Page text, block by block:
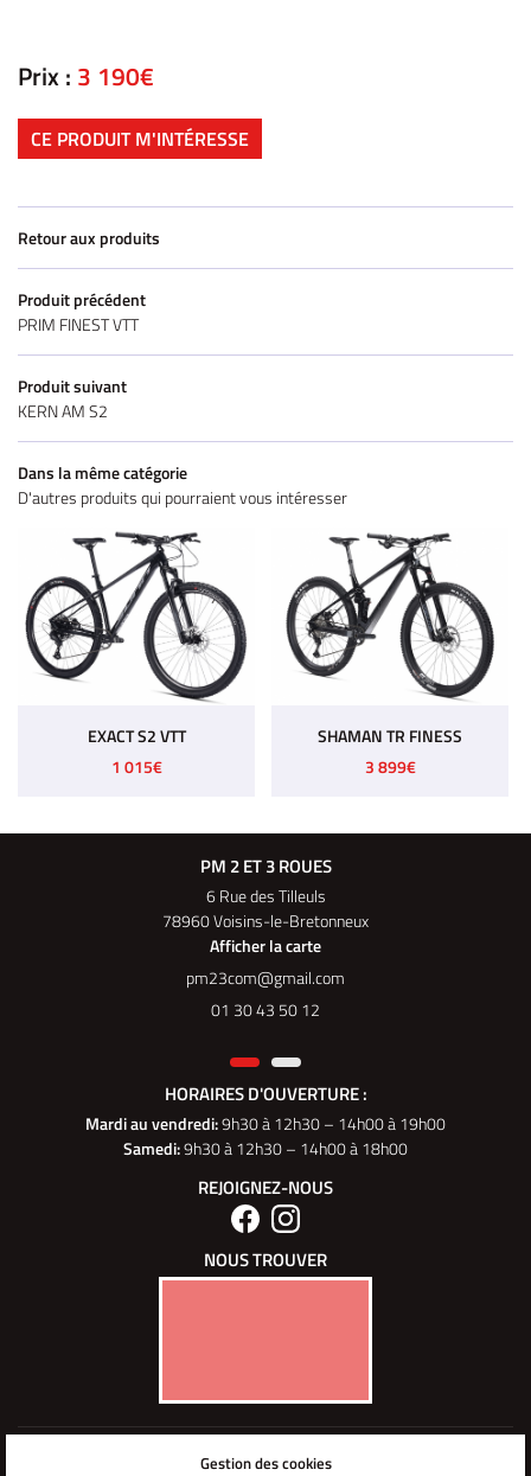
votre véhicule
Actualités
Prix : 3 190€
CE PRODUIT M'INTÉRESSE
Retour aux produits
Produit précédent
PRIM FINEST VTT
Produit suivant
KERN AM S2
Dans la même catégorie
D'autres produits qui pourraient vous intéresser
EXACT S2 VTT
1 015€
SHAMAN TR FINESS
3 899€
PM 2 ET 3 ROUES
6 Rue des Tilleuls
78960 Voisins-le-Bretonneux
Afficher la carte
01 30 43 50 12
HORAIRES D'OUVERTURE :
Mardi au vendredi:9h30 à 12h30 – 14h00 à 19h00
Samedi:9h30 à 12h30 – 14h00 à 18h00
REJOIGNEZ-NOUS
NOUS TROUVER
Conditions générales d'utilisation
Gestion des cookies